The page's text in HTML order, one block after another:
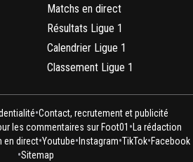
Matchs en direct
Résultats Ligue 1
Calendrier Ligue 1
Classement Ligue 1
•Contact, recrutement et publicité
les commentaires sur Foot01 • La rédaction
en direct•Youtube• Instagram•TikTok•Facebook
•Sitemap